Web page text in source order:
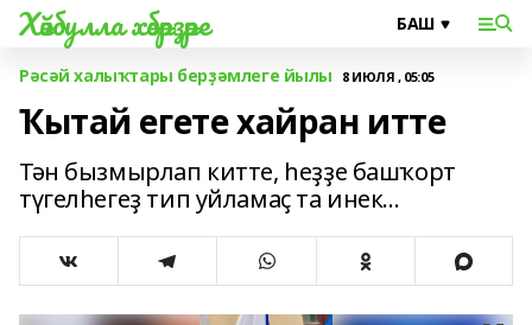
Хәйбулла хәбәрҙәре
Рәсәй халыҡтары берҙәмлеге йылы 8 ИЮЛЯ , 05:05
Ҡытай егете хайран итте
Тән бызмырлап китте, һеҙҙе башҡорт
түгелһегеҙ тип уйламаҫ та инек...